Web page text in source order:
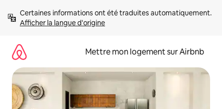
directement
Afficher la langue d'origine
Mettre mon logement sur Airbnb